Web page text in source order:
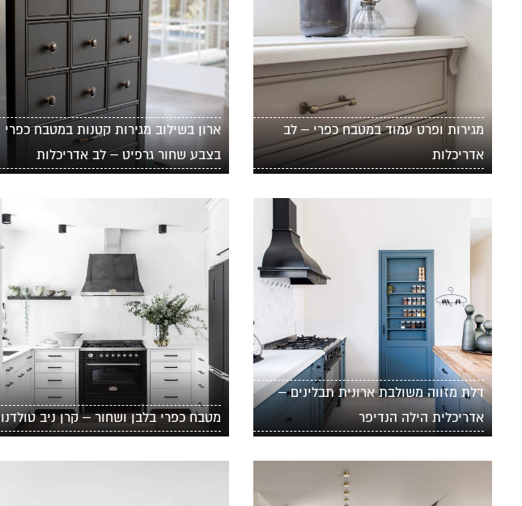
מגירות ופרט עמוד במטבח כפרי – לב
אדריכלות
ארון בשילוב מגירות קטנות במטבח כפרי
בצבע שחור גרפיט – לב אדריכלות
דלת מזווה משולבת ארונית תבלינים –
אדריכלית הילה הנדיפר
מטבח כפרי בלבן ושחור – קרן ניב טולדנו